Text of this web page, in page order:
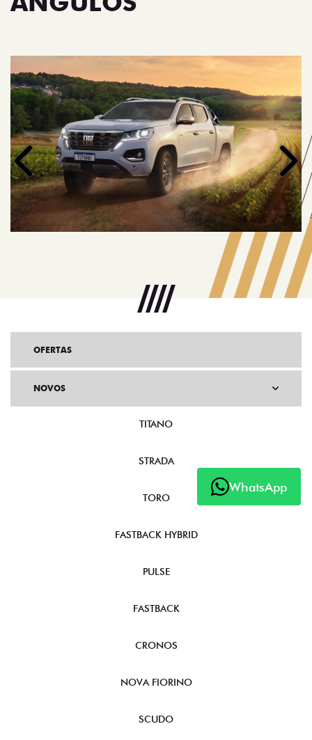
Anterior
WhatsApp
OFERTAS
NOVOS
TITANO
STRADA
TORO
FASTBACK HYBRID
PULSE
FASTBACK
CRONOS
NOVA FIORINO
SCUDO